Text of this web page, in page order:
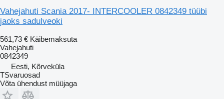
Vahejahuti Scania 2017- INTERCOOLER 0842349 tüübi
jaoks sadulveoki
561,73 € Käibemaksuta
Vahejahuti
0842349
Eesti, Kõrveküla
TSvaruosad
Võta ühendust müüjaga